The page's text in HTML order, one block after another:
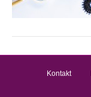
Kontakt